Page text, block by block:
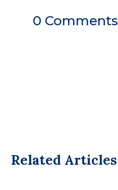
0 Comments
Related Articles